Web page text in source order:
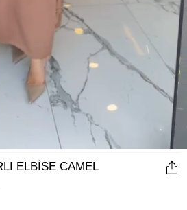
ELBİSE CAMEL